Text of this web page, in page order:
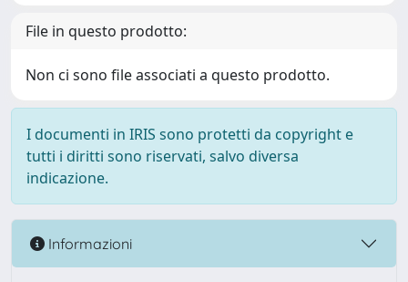
File in questo prodotto:
Non ci sono file associati a questo prodotto.
I documenti in IRIS sono protetti da copyright e
tutti i diritti sono riservati, salvo diversa
indicazione.
Informazioni